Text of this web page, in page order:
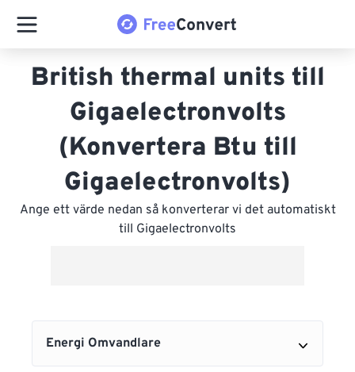
British thermal units till
Gigaelectronvolts
(Konvertera Btu till
Gigaelectronvolts)
Ange ett värde nedan så konverterar vi det automatiskt
till Gigaelectronvolts